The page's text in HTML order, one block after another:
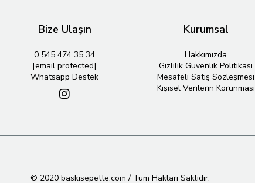
Bize Ulaşın
0 545 474 35 34
[email protected]
Whatsapp Destek
Kurumsal
Hakkımızda
Gizlilik Güvenlik Politikası
Mesafeli Satış Sözleşmesi
Kişisel Verilerin Korunması
© 2020 baskisepette.com / Tüm Hakları Saklıdır.